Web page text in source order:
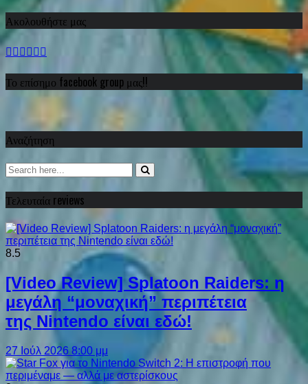
Ακολουθήστε μας
Το επίσημο facebook group μας!!
Αναζήτηση
Τελευταία reviews
8.5
[Video Review] Splatoon Raiders: η
μεγάλη “μοναχική” περιπέτεια
της Nintendo είναι εδώ!
27 Ιούλ 2026 8:00 μμ